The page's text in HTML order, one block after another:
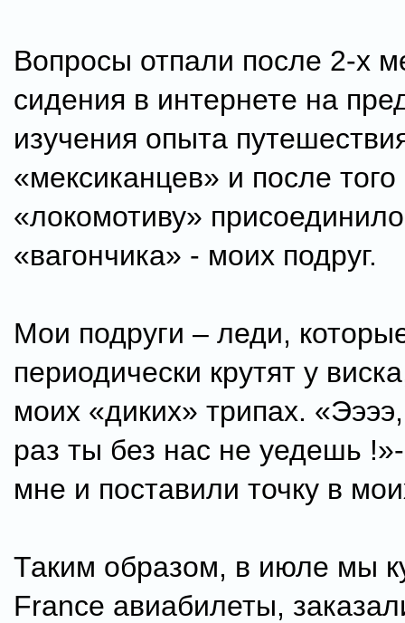
Вопросы отпали после 2-х
сидения в интернете на
изучения опыта
«мексиканцев» и после
«локомотиву»
«вагончика» - моих подруг.
Мои подруги – леди,
периодически крутят у
моих «диких» трипах.
раз ты без нас не уедешь
мне и поставили точку в
Таким образом, в июле мы
France авиабилеты,